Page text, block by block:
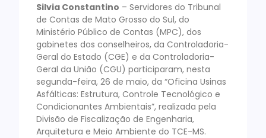
Silvia Constantino – Servidores do Tribunal
de Contas de Mato Grosso do Sul, do
Ministério Público de Contas (MPC), dos
gabinetes dos conselheiros, da Controladoria-
Geral do Estado (CGE) e da Controladoria-
Geral da União (CGU) participaram, nesta
segunda-feira, 26 de maio, da “Oficina Usinas
Asfálticas: Estrutura, Controle Tecnológico e
Condicionantes Ambientais”, realizada pela
Divisão de Fiscalização de Engenharia,
Arquitetura e Meio Ambiente do TCE-MS.